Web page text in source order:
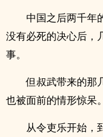
中国之后两千年
没有必死的决心后，
事。
但叔武带来的那
也被面前的情形惊呆。
从令吏乐开始，